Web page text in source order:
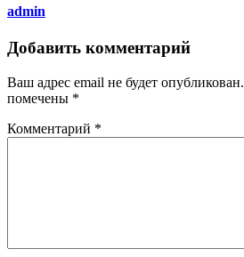
admin
Добавить комментарий
Ваш адрес email не будет опубликован.
помечены *
Комментарий *